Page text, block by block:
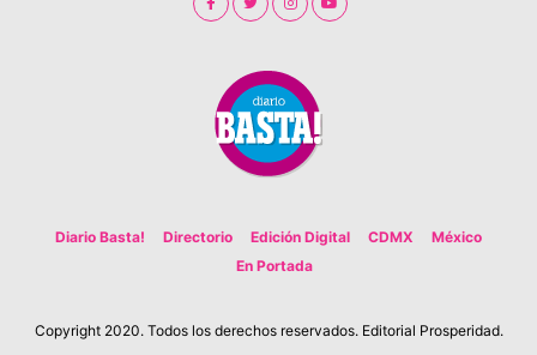
Diario Basta! Directorio Edición Digital CDMX
México
En Portada
Copyright 2020. Todos los derechos reservados. Editorial Prosperidad.